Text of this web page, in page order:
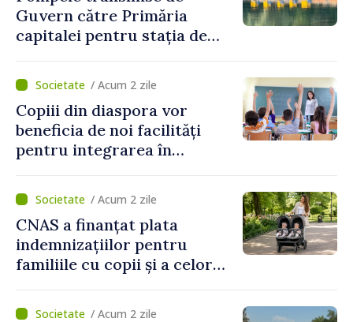
Guvern către Primăria
capitalei pentru stația de
lui Vodă au fost instalate și
puse în funcțiune
/ Acum 2 zile
Copiii din diaspora vor
beneficia de noi facilități
pentru integrarea în
Republica Moldova
/ Acum 2 zile
CNAS a finanțat plata
indemnizațiilor pentru
familiile cu copii și a celor
temporară de muncă
/ Acum 2 zile